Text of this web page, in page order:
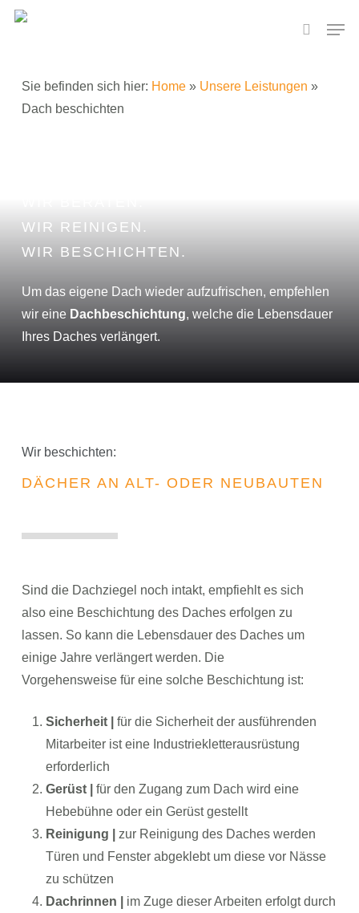
Skip
search
Sie befinden sich hier: Home» Unsere Leistungen »
Dach beschichten
WIR REINIGEN.
WIR BESCHICHTEN.
Um das eigene Dach wieder aufzufrischen, empfehlen
wir eine Dachbeschichtung, welche die Lebensdauer
Ihres Daches verlängert.
Wir beschichten:
DÄCHER AN ALT- ODER NEUBAUTEN
Sind die Dachziegel noch intakt, empfiehlt es sich
also eine Beschichtung des Daches erfolgen zu
lassen. So kann die Lebensdauer des Daches um
einige Jahre verlängert werden. Die
Vorgehensweise für eine solche Beschichtung ist:
Sicherheit | für die Sicherheit der ausführenden
Mitarbeiter ist eine Industriekletterausrüstung
erforderlich
Gerüst | für den Zugang zum Dach wird eine
Hebebühne oder ein Gerüst gestellt
Reinigung | zur Reinigung des Daches werden
Türen und Fenster abgeklebt um diese vor Nässe
zu schützen
Dachrinnen | im Zuge dieser Arbeiten erfolgt durch